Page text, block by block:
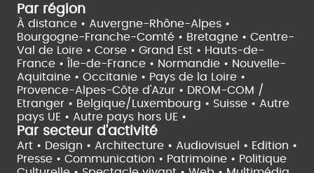
Par région
À distance • Auvergne-Rhône-Alpes •
Bourgogne-Franche-Comté • Bretagne • Centre-
Val de Loire • Corse • Grand Est • Hauts-de-
France •
Île-de-France • Normandie • Nouvelle-
Aquitaine • Occitanie • Pays de la Loire •
Provence-Alpes-Côte d'Azur • DROM-COM /
Etranger • Belgique/Luxembourg • Suisse • Autre
pays UE • Autre pays hors UE •
Par secteur d'activité
Art • Design • Architecture • Audiovisuel • Edition •
Presse • Communication • Patrimoine • Politique